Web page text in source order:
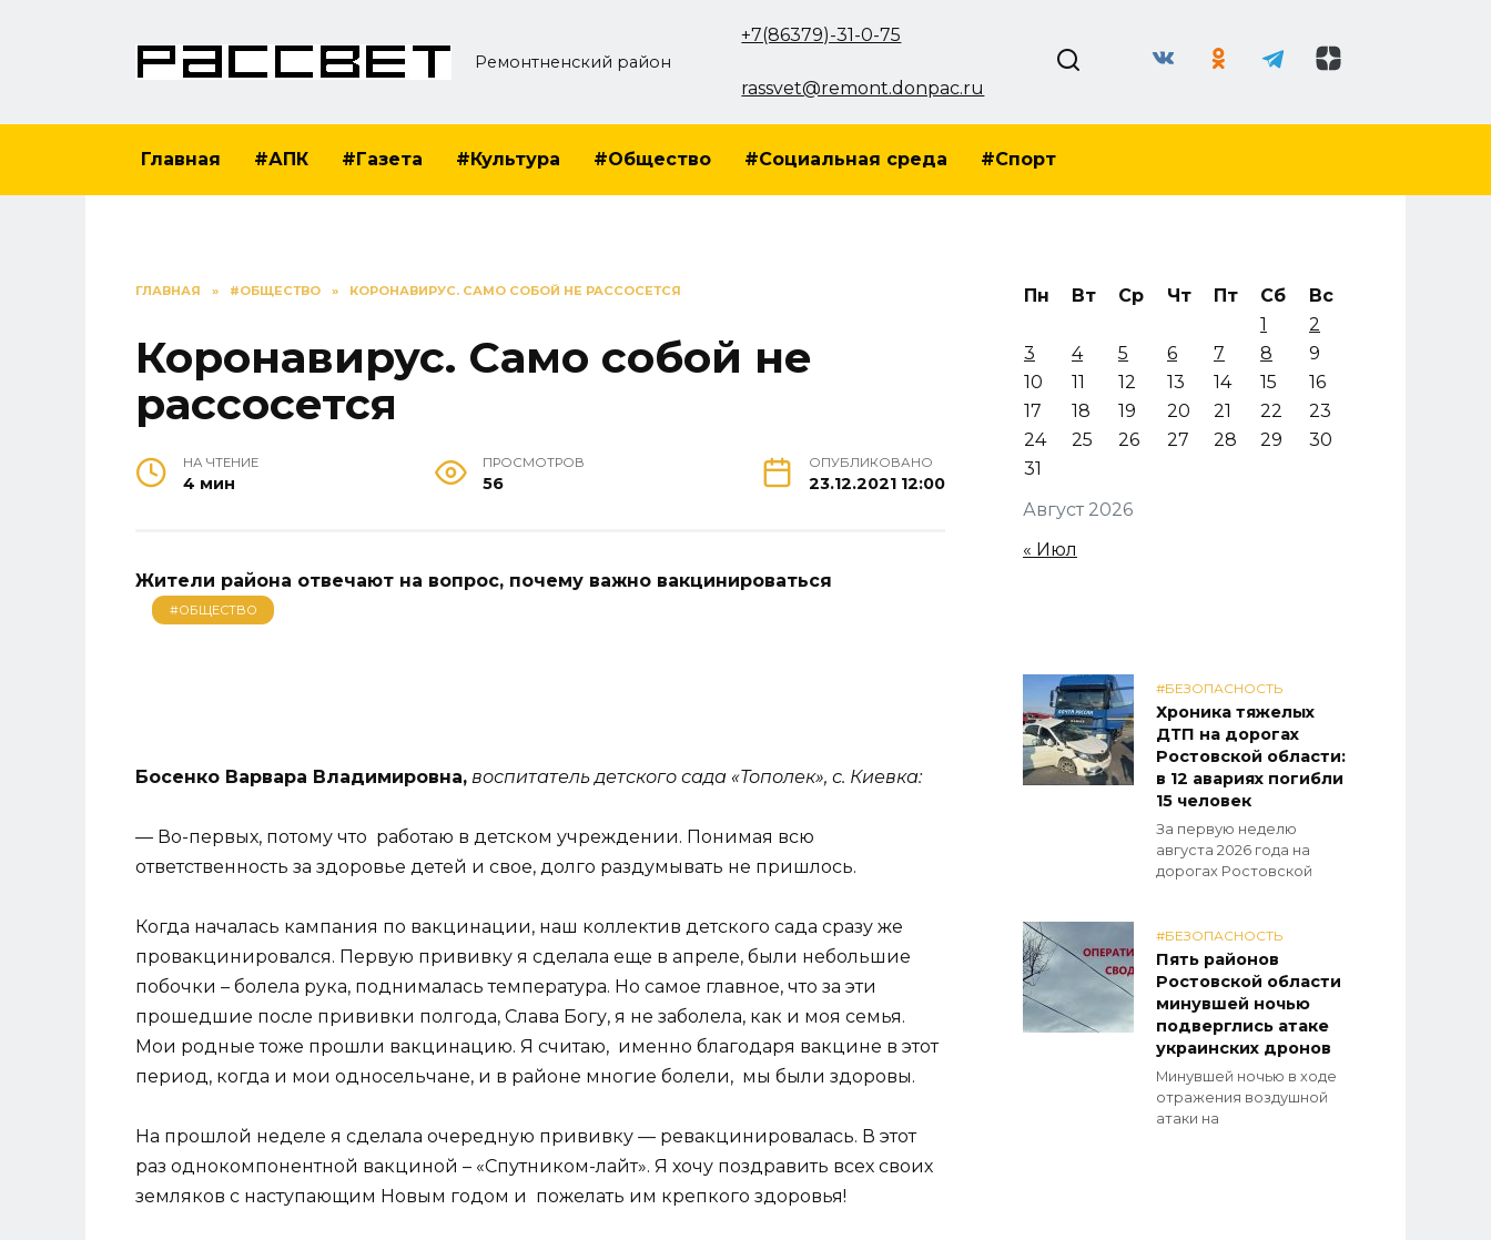
Ремонтненский район
+7(86379)-31-0-75
rassvet@remont.donpac.ru
Главная #АПК #Газета #Культура #Общество #Социальная среда #Спорт
ГЛАВНАЯ » #ОБЩЕСТВО » КОРОНАВИРУС. САМО СОБОЙ НЕ РАССОСЕТСЯ
Коронавирус. Само собой не
рассосется
НА ЧТЕНИЕ
4 мин
ПРОСМОТРОВ
56
ОПУБЛИКОВАНО
23.12.2021 12:00
Жители района отвечают на вопрос, почему важно вакцинироваться
#ОБЩЕСТВО
Босенко Варвара Владимировна, воспитатель детского сада «Тополек», с. Киевка:
— Во-первых, потому что работаю в детском учреждении. Понимая всю
ответственность за здоровье детей и свое, долго раздумывать не пришлось.
Когда началась кампания по вакцинации, наш коллектив детского сада сразу же
провакцинировался. Первую прививку я сделала еще в апреле, были небольшие
побочки – болела рука, поднималась температура. Но самое главное, что за эти
прошедшие после прививки полгода, Слава Богу, я не заболела, как и моя семья.
Мои родные тоже прошли вакцинацию. Я считаю, именно благодаря вакцине в этот
период, когда и мои односельчане, и в районе многие болели, мы были здоровы.
На прошлой неделе я сделала очередную прививку — ревакцинировалась. В этот
раз однокомпонентной вакциной – «Спутником-лайт». Я хочу поздравить всех своих
земляков с наступающим Новым годом и пожелать им крепкого здоровья!
Август 2026
Пн Вт Ср Чт Пт Сб
Вс
1
2
3
4 5 6 7 8
9
10
11 12 13 14 15
16
17
18 19 20 21 22
23
24
25 26 27 28 29
30
31
« Июл
#БЕЗОПАСНОСТЬ
Хроника тяжелых
ДТП на дорогах
Ростовской области:
в 12 авариях погибли
15 человек
За первую неделю
августа 2026 года на
дорогах Ростовской
#БЕЗОПАСНОСТЬ
Пять районов
Ростовской области
минувшей ночью
подверглись атаке
украинских дронов
Минувшей ночью в ходе
отражения воздушной
атаки на